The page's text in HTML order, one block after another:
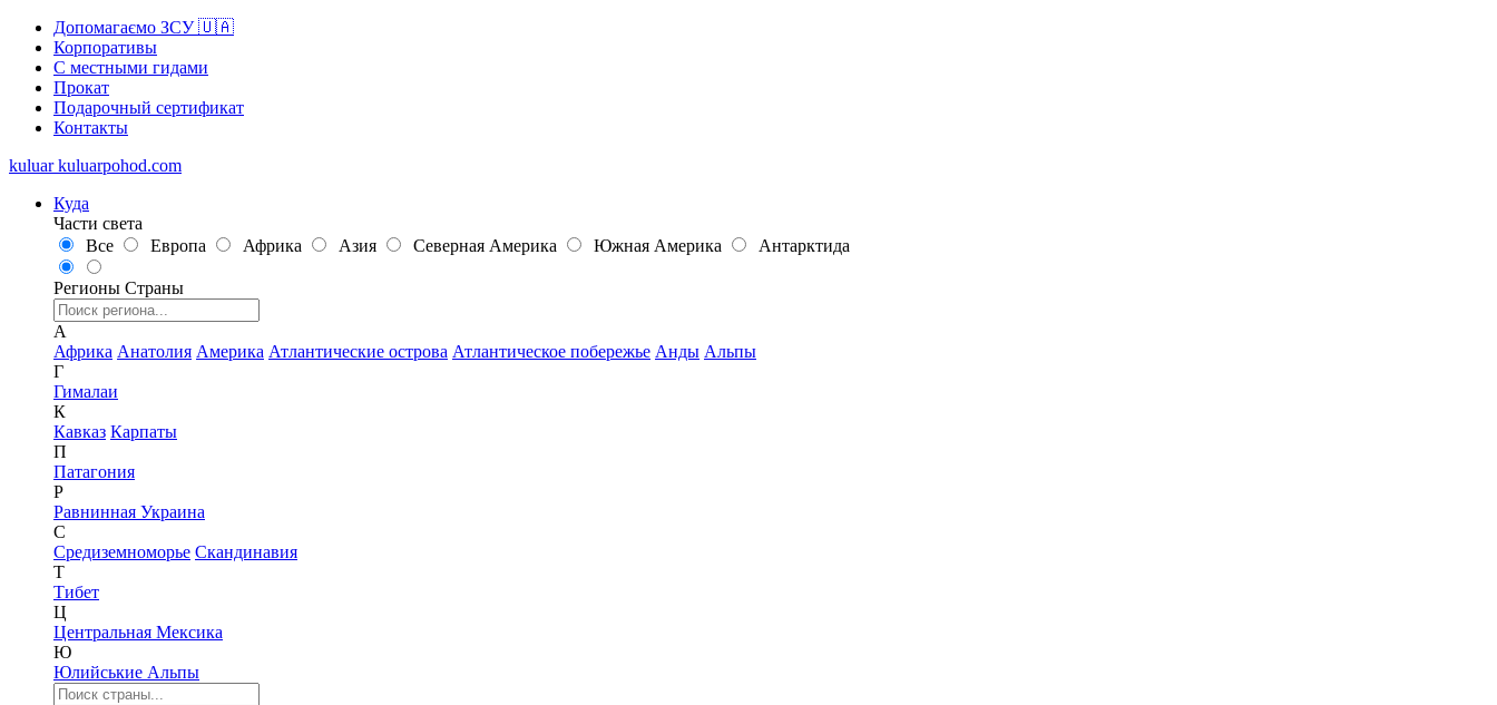
Допомагаємо ЗСУ 🇺🇦
Корпоративы
С местными гидами
Прокат
Подарочный сертификат
Контакты
kuluar kuluarpohod.com
Куда
Части света
Все
Европа Африка Азия Северная Америка Южная Америка Антарктида
Регионы Страны
А
Африка Анатолия Америка Атлантические острова Атлантическое побережье Анды Альпы
Г
Гималаи
К
Кавказ Карпаты
П
Патагония
Р
Равнинная Украина
С
Средиземноморье Скандинавия
Т
Тибет
Ц
Центральная Мексика
Ю
Юлийськие Альпы